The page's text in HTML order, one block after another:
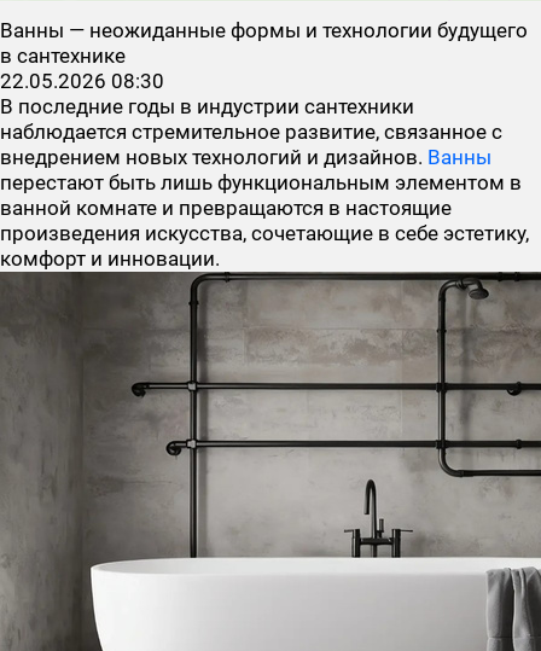
Ванны — неожиданные формы и технологии будущего
в сантехнике
22.05.2026 08:30
В последние годы в индустрии сантехники
наблюдается стремительное развитие, связанное с
внедрением новых технологий и дизайнов. Ванны
перестают быть лишь функциональным элементом в
ванной комнате и превращаются в настоящие
произведения искусства, сочетающие в себе эстетику,
комфорт и инновации.